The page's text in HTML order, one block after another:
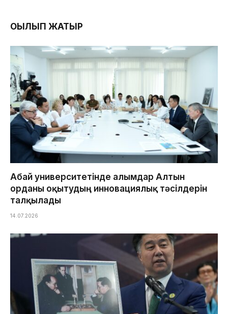
ОҚЫЛЫП ЖАТЫР
Абай университетінде ғалымдар Алтын
орданы оқытудың инновациялық тәсілдерін
талқылады
14.07.2026